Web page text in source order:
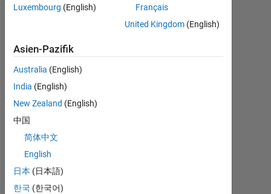
Statistik
BEITRÄGE
-2
-1 2
3
10/14
01/16
04/17
07/18
01/21
04/22
07/23
01/26
03/16
08/17
01/19
06/20
11/21
04/23
09/24
02/26
Luxembourg (English)
Français
United Kingdom (English)
Asien-Pazifik
Australia (English)
India (English)
New Zealand (English)
中国
简体中文
English
日本 (日本語)
한국 (한국어)